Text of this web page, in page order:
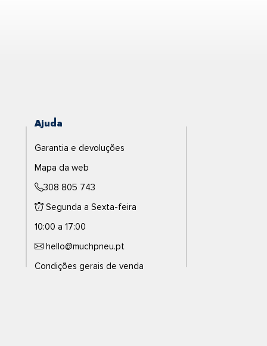
Ajuda
Garantia e devoluções
Mapa da web
308 805 743
Segunda a Sexta-feira
10:00 a 17:00
hello@muchpneu.pt
Condições gerais de venda